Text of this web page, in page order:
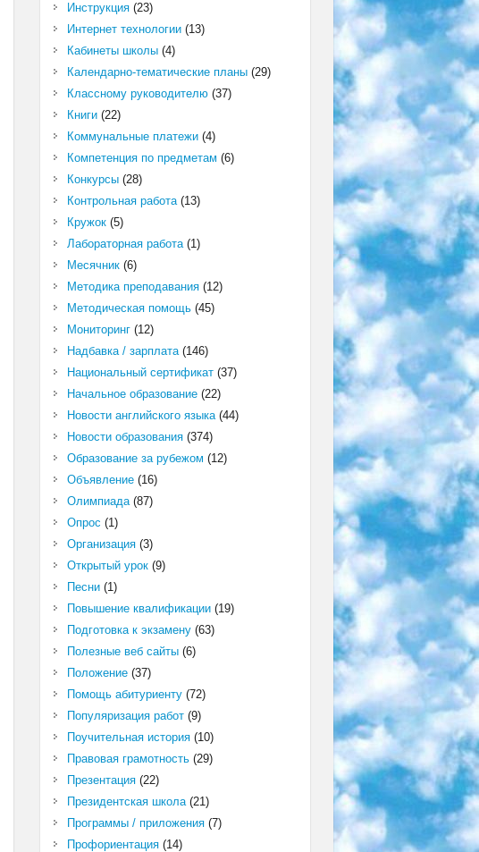
Инструкция(23)
Интернет технологии(13)
Кабинеты школы(4)
Календарно-тематические планы(29)
Классному руководителю(37)
Книги(22)
Коммунальные платежи(4)
Компетенция по предметам (6)
Конкурсы(28)
Контрольная работа(13)
Кружок(5)
Лабораторная работа(1)
Месячник(6)
Методика преподавания(12)
Методическая помощь(45)
Мониторинг(12)
Надбавка / зарплата(146)
Национальный сертификат(37)
Начальное образование(22)
Новости английского языка(44)
Новости образования(374)
Образование за рубежом (12)
Объявление(16)
Олимпиада(87)
Опрос (1)
Организация(3)
Открытый урок(9)
Песни(1)
Повышение квалификации(19)
Подготовка к экзамену(63)
Полезные веб сайты(6)
Положение(37)
Помощь абитуриенту(72)
Популяризация работ(9)
Поучительная история(10)
Правовая грамотность(29)
Презентация(22)
Президентская школа(21)
Программы / приложения(7)
Профориентация(14)